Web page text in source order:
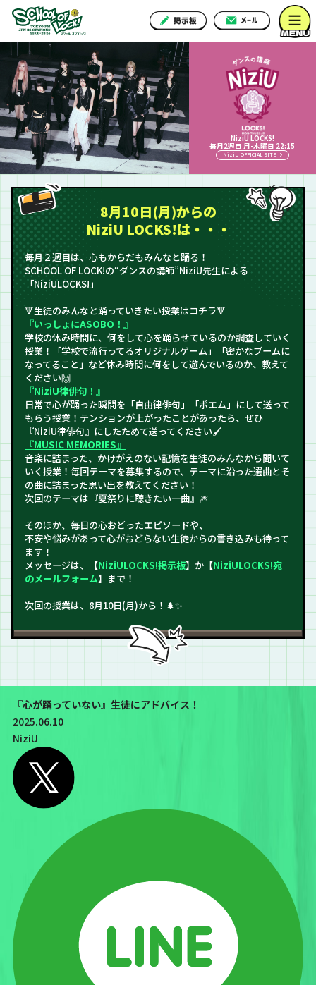
NiziU LOCKS!
毎月2週目 月-木曜日 22:15
NiziU OFFICIAL SITE
8月10日(月)からの
NiziU LOCKS!は・・・
毎月２週目は、心もからだもみんなと踊る！
SCHOOL OF LOCK!の“ダンスの講師”NiziU先生による
「NiziULOCKS!」
🔻生徒のみんなと踊っていきたい授業はコチラ🔻
『いっしょにASOBO！』
学校の休み時間に、何をして心を踊らせているのか調査していく
授業！「学校で流行ってるオリジナルゲーム」「密かなブームに
なってること」など休み時間に何をして遊んでいるのか、教えて
ください🙌
『NiziU律俳句！』
日常で心が踊った瞬間を「自由律俳句」「ポエム」にして送って
もらう授業！テンションが上がったことがあったら、ぜひ
『NiziU律俳句』にしたためて送ってください🖌️
『MUSIC MEMORIES』
音楽に詰まった、かけがえのない記憶を生徒のみんなから聞いて
いく授業！毎回テーマを募集するので、テーマに沿った選曲とそ
の曲に詰まった思い出を教えてください！
次回のテーマは『夏祭りに聴きたい一曲』🎆
そのほか、毎日の心おどったエピソードや、
不安や悩みがあって心がおどらない生徒からの書き込みも待って
ます！
メッセージは、【NiziULOCKS!掲示板】か【NiziULOCKS!宛
のメールフォーム】まで！
次回の授業は、8月10日(月)から！🌲✨
『心が踊っていない』生徒にアドバイス！
2025.06.10
NiziU